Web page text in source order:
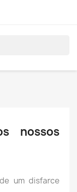
nossos
um disfarce